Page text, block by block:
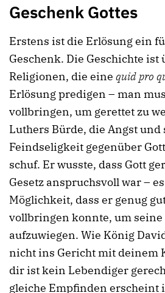
Geschenk Gottes
Erstens ist die Erlösung ein
Geschenk. Die Geschichte ist
Religionen, die eine quid pro
Erlösung predigen – man
vollbringen, um gerettet zu
Luthers Bürde, die Angst und
Feindseligkeit gegenüber
schuf. Er wusste, dass Gott
Gesetz anspruchsvoll war –
Möglichkeit, dass er genug
vollbringen konnte, um seine
aufzuwiegen. Wie König
nicht ins Gericht mit deinem
dir ist kein Lebendiger
gleiche Empfinden erscheint